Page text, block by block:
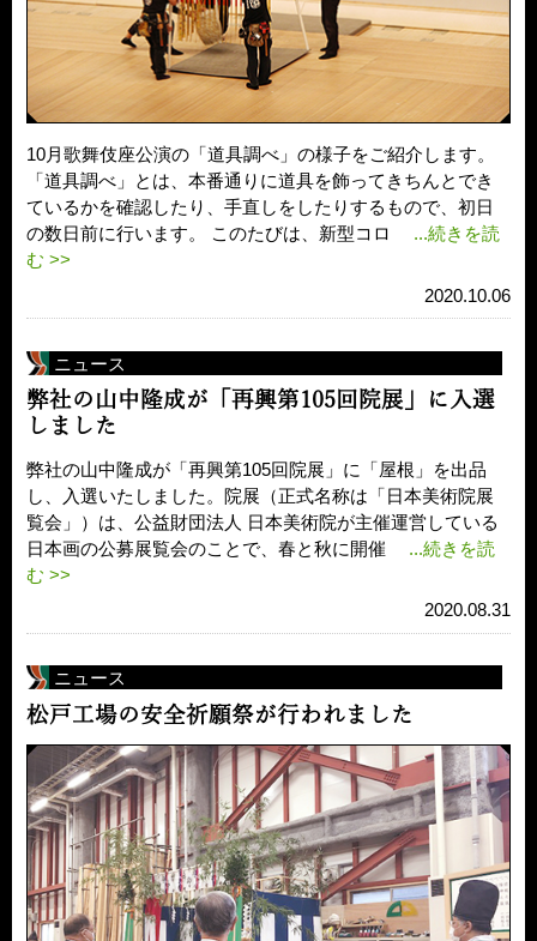
10月歌舞伎座公演の「道具調べ」の様子をご紹介します。
「道具調べ」とは、本番通りに道具を飾ってきちんとでき
ているかを確認したり、手直しをしたりするもので、初日
の数日前に行います。 このたびは、新型コロ
...続きを読
む >>
2020.10.06
ニュース
弊社の山中隆成が「再興第105回院展」に入選
しました
弊社の山中隆成が「再興第105回院展」に「屋根」を出品
し、入選いたしました。院展（正式名称は「日本美術院展
覧会」）は、公益財団法人 日本美術院が主催運営している
日本画の公募展覧会のことで、春と秋に開催
...続きを読
む >>
2020.08.31
ニュース
松戸工場の安全祈願祭が行われました